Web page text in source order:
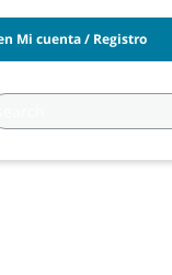
Mi cuenta / Registro